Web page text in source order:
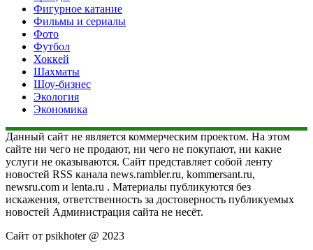
Фигурное катание
Фильмы и сериалы
Фото
Футбол
Хоккей
Шахматы
Шоу-бизнес
Экология
Экономика
Данный сайт не является коммерческим проектом. На этом
сайте ни чего не продают, ни чего не покупают, ни какие
услуги не оказываются. Сайт представляет собой ленту
новостей RSS канала news.rambler.ru, kommersant.ru,
newsru.com и lenta.ru . Материалы публикуются без
искажения, ответственность за достоверность публикуемых
новостей Администрация сайта не несёт.
Сайт от psikhoter @ 2023